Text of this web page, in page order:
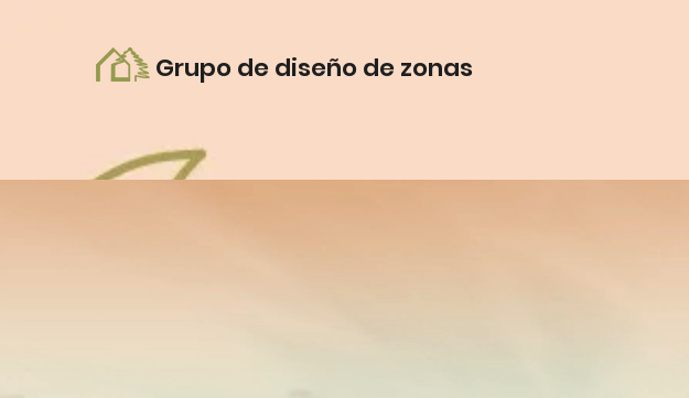
Grupo de diseño de zonas